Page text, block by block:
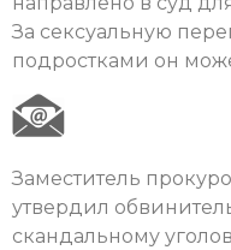
За сексуальную
подростками он
Заместитель
утвердил
скандальному